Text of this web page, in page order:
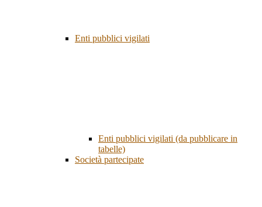
Enti pubblici vigilati
Enti pubblici vigilati (da pubblicare in
tabelle)
Società partecipate